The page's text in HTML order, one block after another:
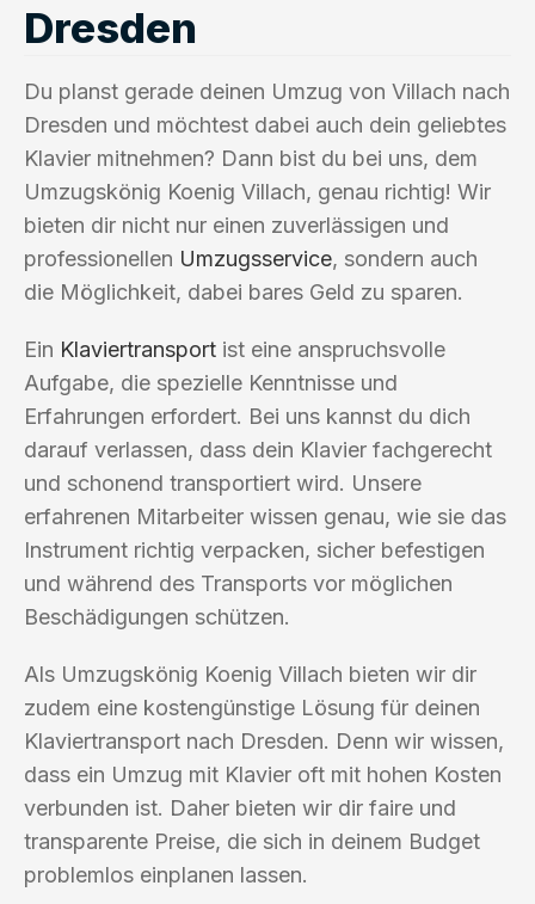
Dresden
Du planst gerade deinen Umzug von Villach nach
Dresden und möchtest dabei auch dein geliebtes
Klavier mitnehmen? Dann bist du bei uns, dem
Umzugskönig Koenig Villach, genau richtig! Wir
bieten dir nicht nur einen zuverlässigen und
professionellen Umzugsservice, sondern auch
die Möglichkeit, dabei bares Geld zu sparen.
Ein Klaviertransport ist eine anspruchsvolle
Aufgabe, die spezielle Kenntnisse und
Erfahrungen erfordert. Bei uns kannst du dich
darauf verlassen, dass dein Klavier fachgerecht
und schonend transportiert wird. Unsere
erfahrenen Mitarbeiter wissen genau, wie sie das
Instrument richtig verpacken, sicher befestigen
und während des Transports vor möglichen
Beschädigungen schützen.
Als Umzugskönig Koenig Villach bieten wir dir
zudem eine kostengünstige Lösung für deinen
Klaviertransport nach Dresden. Denn wir wissen,
dass ein Umzug mit Klavier oft mit hohen Kosten
verbunden ist. Daher bieten wir dir faire und
transparente Preise, die sich in deinem Budget
problemlos einplanen lassen.